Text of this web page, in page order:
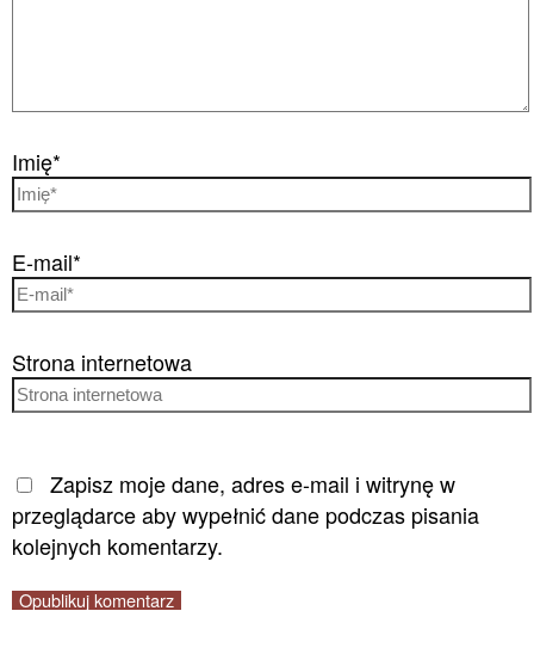
Imię*
E-mail*
Strona internetowa
Zapisz moje dane, adres e-mail i witrynę w
przeglądarce aby wypełnić dane podczas pisania
kolejnych komentarzy.